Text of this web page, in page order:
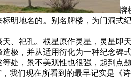
牌
明地名的。别名牌楼，为门洞
、祀孔。棂星原作灵星，灵星
极，并从适用衍化为一种纪念
处，景不美观性也很强，起到
我们现在所看到的最早记实是《